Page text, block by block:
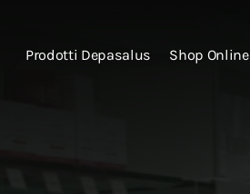
Prodotti Depasalus Shop Online